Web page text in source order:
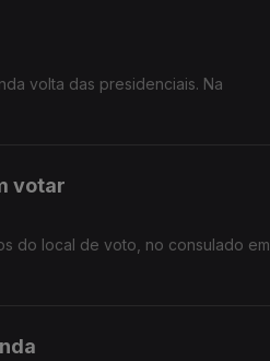
volta das presidenciais. Na
votar
do local de voto, no consulado em